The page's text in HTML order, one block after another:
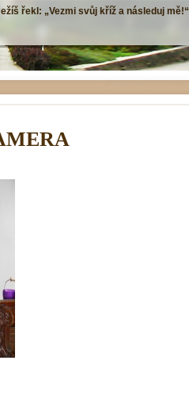
řekl: „Vezmi svůj kříž a následuj mě!“